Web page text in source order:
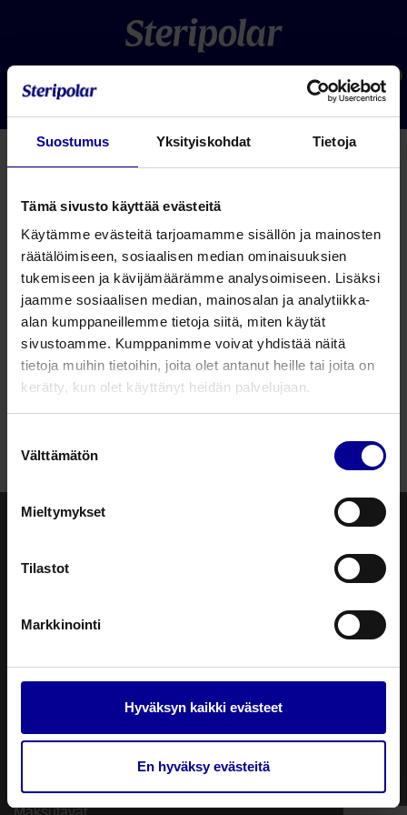
Suostumus Yksityiskohdat Tietoja
Tämä sivusto käyttää evästeitä
Käytämme evästeitä tarjoamamme sisällön ja mainosten
räätälöimiseen, sosiaalisen median ominaisuuksien
tukemiseen ja kävijämäärämme analysoimiseen. Lisäksi
jaamme sosiaalisen median, mainosalan ja analytiikka-
alan kumppaneillemme tietoja siitä, miten käytät
sivustoamme. Kumppanimme voivat yhdistää näitä
tietoja muihin tietoihin, joita olet antanut heille tai joita on
kerätty, kun olet käyttänyt heidän palvelujaan.
valinta
Välttämätön
Mieltymykset
Tilastot
Markkinointi
Hyväksyn kaikki evästeet
En hyväksy evästeitä
Contrelle Activgard virtsankarkailun tuki
naisille
Tutustu
PL 3 (Sinimäentie 8b)
verkkokauppa@steripolar.fi
Usein kysyttyä
Tietosuojaseloste
Maksutavat